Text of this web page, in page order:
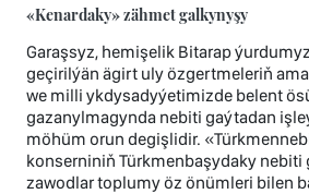
«Kenardaky» zähmet galkynyşy
Garaşsyz, hemişelik Bitarap
geçirilýän ägirt uly özgertmeleriň
we milli ykdysadyýetimizde belent
gazanylmagynda nebiti gaýtadan
möhüm orun degişlidir.
konserniniň Türkmenbaşydaky nebiti
zawodlar toplumy öz önümleri bilen